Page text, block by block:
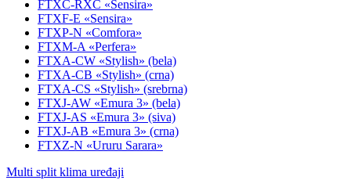
FTXC-RXC «Sensira»
FTXF-E «Sensira»
FTXP-N «Comfora»
FTXM-A «Perfera»
FTXA-CW «Stylish» (bela)
FTXA-CB «Stylish» (crna)
FTXA-CS «Stylish» (srebrna)
FTXJ-AW «Emura 3» (bela)
FTXJ-AS «Emura 3» (siva)
FTXJ-AB «Emura 3» (crna)
FTXZ-N «Ururu Sarara»
Multi split klima uređaji